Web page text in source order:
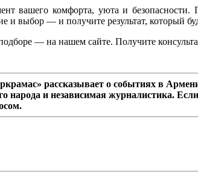
вашего комфорта, уюта и безопасности.
выбор — и получите результат, который
— на нашем сайте. Получите
рассказывает о событиях в
народа и независимая журналистика.